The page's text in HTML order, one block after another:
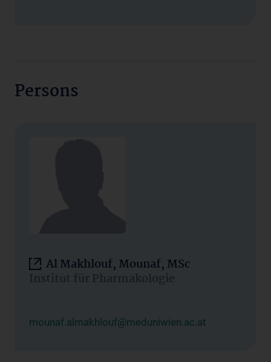
Persons
Al Makhlouf, Mounaf, MSc
Institut für Pharmakologie
mounaf.almakhlouf@meduniwien.ac.at